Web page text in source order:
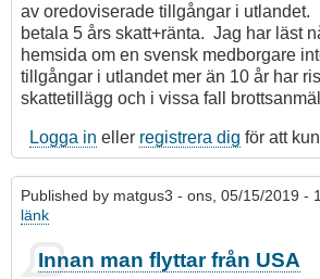
av oredoviserade tillgångar i utlandet.
betala 5 års skatt+ränta. Jag har läst
hemsida om en svensk medborgare
tillgångar i utlandet mer än 10 år har
skattetillägg och i vissa fall
Logga in eller registrera dig för att
Published by matgus3 - ons, 05/15/2019 -
länk
Innan man flyttar från USA